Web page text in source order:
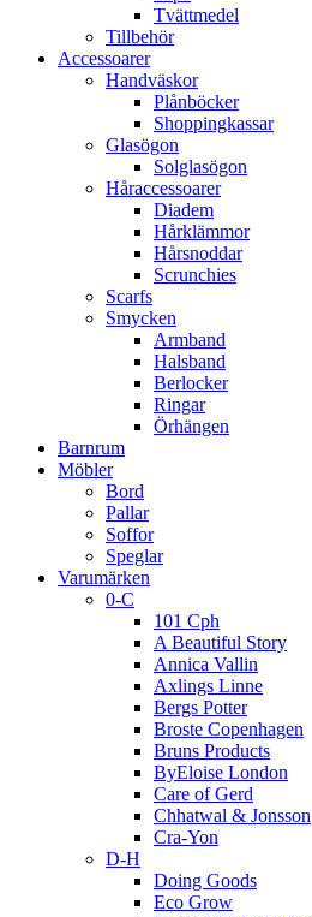
Tvättmedel
Tillbehör
Accessoarer
Handväskor
Plånböcker
Shoppingkassar
Glasögon
Solglasögon
Håraccessoarer
Diadem
Hårklämmor
Hårsnoddar
Scrunchies
Scarfs
Smycken
Armband
Halsband
Berlocker
Ringar
Örhängen
Barnrum
Möbler
Bord
Pallar
Soffor
Speglar
Varumärken
0-C
101 Cph
A Beautiful Story
Annica Vallin
Axlings Linne
Bergs Potter
Broste Copenhagen
Bruns Products
ByEloise London
Care of Gerd
Chhatwal & Jonsson
Cra-Yon
D-H
Doing Goods
Eco Grow